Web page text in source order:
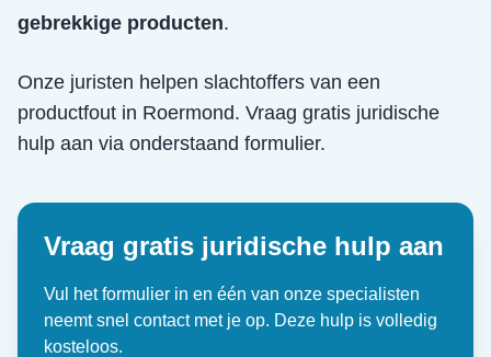
gebrekkige producten.
Onze juristen helpen slachtoffers van een
productfout in Roermond. Vraag gratis juridische
hulp aan via onderstaand formulier.
Vraag gratis juridische hulp aan
Vul het formulier in en één van onze specialisten
neemt snel contact met je op. Deze hulp is volledig
kosteloos.